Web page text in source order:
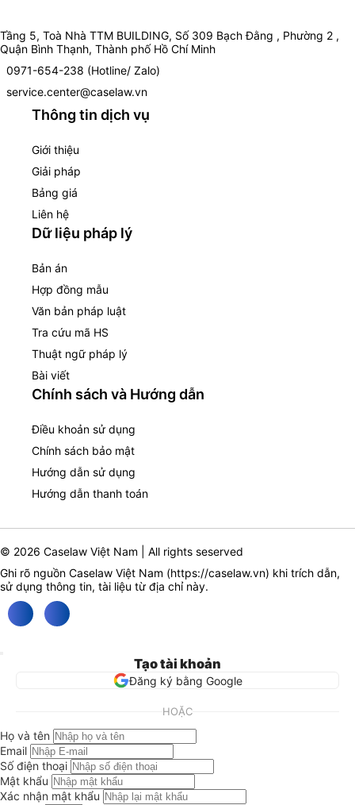
Tầng 5, Toà Nhà TTM BUILDING, Số 309 Bạch Đằng , Phường 2 ,
Quận Bình Thạnh, Thành phố Hồ Chí Minh
0971-654-238 (Hotline/ Zalo)
service.center@caselaw.vn
Thông tin dịch vụ
Giới thiệu
Giải pháp
Bảng giá
Liên hệ
Dữ liệu pháp lý
Bản án
Hợp đồng mẫu
Văn bản pháp luật
Tra cứu mã HS
Thuật ngữ pháp lý
Bài viết
Chính sách và Hướng dẫn
Điều khoản sử dụng
Chính sách bảo mật
Hướng dẫn sử dụng
Hướng dẫn thanh toán
© 2026 Caselaw Việt Nam | All rights seserved
Ghi rõ nguồn Caselaw Việt Nam (https://caselaw.vn) khi trích dẫn,
sử dụng thông tin, tài liệu từ địa chỉ này.
Tạo tài khoản
Đăng ký bằng Google
HOẶC
Họ và tên
Email
Số điện thoại
Mật khẩu
Xác nhận mật khẩu